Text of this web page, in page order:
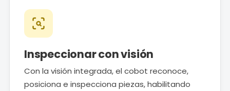
Inspeccionar con visión
Con la visión integrada, el cobot reconoce,
posiciona e inspecciona piezas, habilitando